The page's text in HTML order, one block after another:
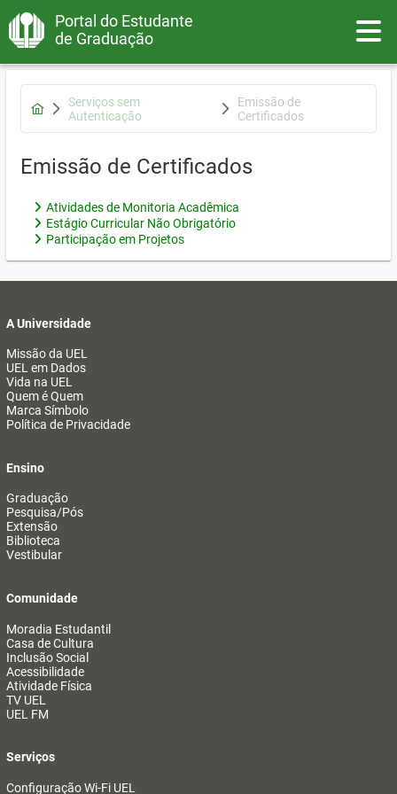
Portal do Estudante
de Graduação
Serviços sem
Autenticação
Emissão de
Certificados
Emissão de Certificados
Atividades de Monitoria Acadêmica
Estágio Curricular Não Obrigatório
Participação em Projetos
A Universidade
Missão da UEL
UEL em Dados
Vida na UEL
Quem é Quem
Marca Símbolo
Política de Privacidade
Ensino
Graduação
Pesquisa/Pós
Extensão
Biblioteca
Vestibular
Comunidade
Moradia Estudantil
Casa de Cultura
Inclusão Social
Acessibilidade
Atividade Física
TV UEL
UEL FM
Serviços
Configuração Wi-Fi UEL